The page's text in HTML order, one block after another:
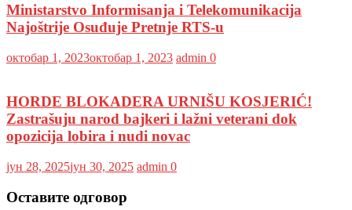
Ministarstvo Informisanja i Telekomunikacija
Najoštrije Osuđuje Pretnje RTS-u
октобар 1, 2023октобар 1, 2023 admin 0
HORDE BLOKADERA URNIŠU KOSJERIĆ!
Zastrašuju narod bajkeri i lažni veterani dok
opozicija lobira i nudi novac
јун 28, 2025јун 30, 2025 admin 0
Оставите одговор